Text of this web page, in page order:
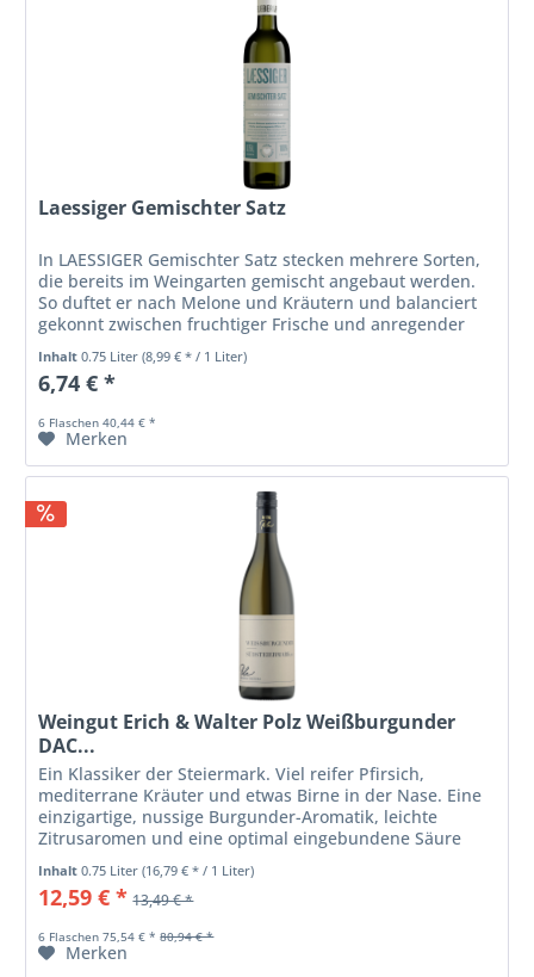
Laessiger Gemischter Satz
In LAESSIGER Gemischter Satz stecken mehrere Sorten,
die bereits im Weingarten gemischt angebaut werden.
So duftet er nach Melone und Kräutern und balanciert
gekonnt zwischen fruchtiger Frische und anregender
Inhalt0.75 Liter(8,99 € * / 1 Liter)
6,74 € *
6 Flaschen 40,44 € *
Merken
Weingut Erich & Walter Polz Weißburgunder
DAC...
Ein Klassiker der Steiermark. Viel reifer Pfirsich,
mediterrane Kräuter und etwas Birne in der Nase. Eine
einzigartige, nussige Burgunder-Aromatik, leichte
Zitrusaromen und eine optimal eingebundene Säure
überzeugen am Gaumen.
Inhalt0.75 Liter(16,79 € * / 1 Liter)
12,59 € * 13,49 € *
6 Flaschen 75,54 € * 80,94 € *
Merken